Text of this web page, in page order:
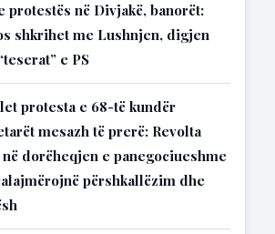
protestës në Divjakë, banorët:
shkrihet me Lushnjen, digjen
e PS
protesta e 68-të kundër
mesazh të prerë: Revolta
dorëheqjen e panegociueshme
përshkallëzim dhe